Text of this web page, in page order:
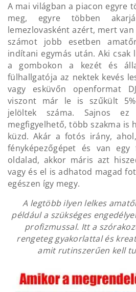
A mai világban a piacon egyre
meg, egyre többen
lemezlovasként azért, mert
számot jobb esetben
indítani egymás után. Aki csak
a gombokon a kezét és
fülhallgatója az nektek kevés
vagy esküvőn openformat
viszont már le is szűkült
jelöltek száma. Sajnos
megfigyelhető, több szakma is
küzd. Akár a fotós irány,
fényképezőgépet és van egy
oldalad, akkor máris azt
vagy és el is adhatod magad
egészen így megy.
A legtöbb ilyen lelkes
például a szükséges
profizmussal. Itt a
rengeteg gyakorlattal és
amit rutinszerűen kell